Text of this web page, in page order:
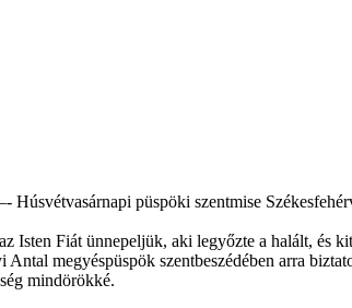
püspöki szentmise
Isten Fiát ünnepeljük, aki legyőzte a halált, és
Antal megyéspüspök szentbeszédében arra
mindörökké.